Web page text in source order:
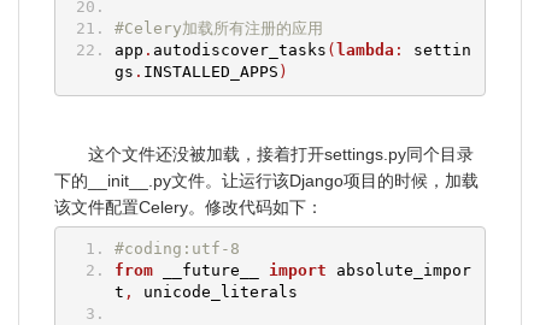
#Celery加载所有注册的应用
app . autodiscover_tasks ( lambda :
settin
gs . INSTALLED_APPS )
这个文件还没被加载，接着打开settings.py同个目录
下的__init__.py文件。让运行该Django项目的时候，加载
该文件配置Celery。修改代码如下：
#coding:utf-8
from __future__ import absolute_impor
t , unicode_literals